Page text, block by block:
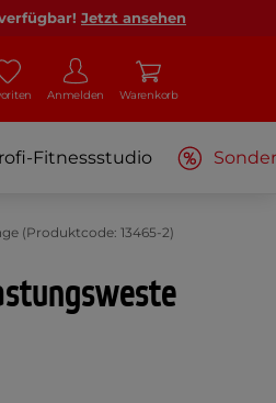
Jetzt ansehen
Anmelden Warenkorb
Fitnessstudio
(Produktcode: 13465-2)